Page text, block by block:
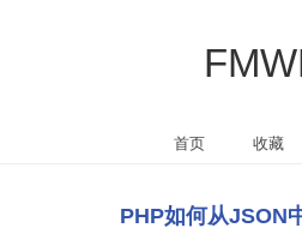
首页 收藏
PHP如何从JSON